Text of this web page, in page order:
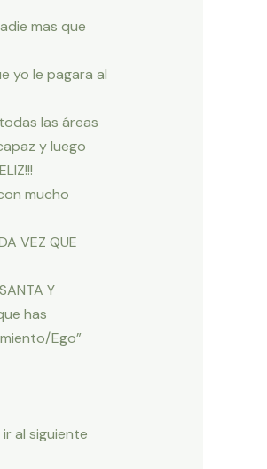
mas que
yo le pagara al
todas las áreas
y luego
mucho
VEZ QUE
Y
has
Ego”
al siguiente